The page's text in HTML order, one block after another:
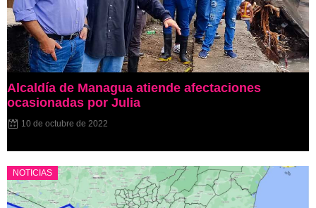
Alcaldía de Managua atiende afectaciones
ocasionadas por Julia
10 de octubre de 2022
NOTICIAS